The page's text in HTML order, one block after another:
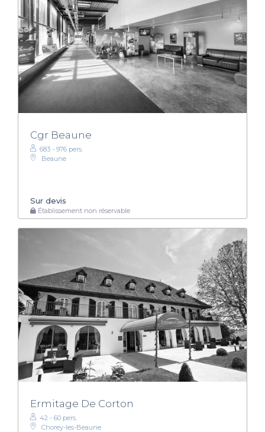
Cgr Beaune
683 - 976 pers.
Beaune
Sur devis
Établissement non réservable
Ermitage De Corton
42 - 60 pers.
Chorey-les-Beaune